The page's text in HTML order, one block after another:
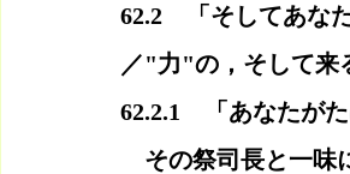
62.2　「そしてあな
／"力"の，そして来
62.2.1　「あなたが
その祭司長と一味